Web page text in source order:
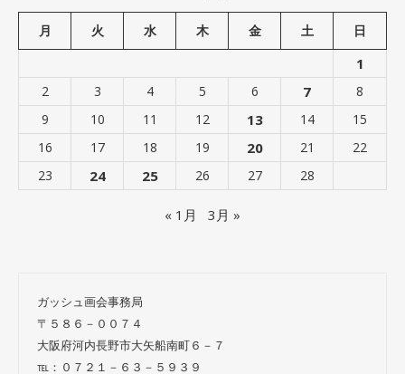
月 火 水 木 金 土 日
1
2 3 4 5 6 7
8
9
10 11 12 13 14
15
16
17 18 19 20 21
22
23
24 25 26 27 28
« 1月 3月 »
ガッシュ画会事務局
〒５８６－００７４
大阪府河内長野市大矢船南町６－７
℡：０７２１－６３－５９３９